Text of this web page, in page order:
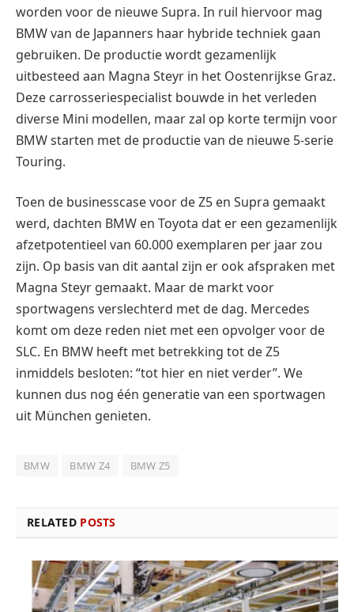
worden voor de nieuwe Supra. In ruil hiervoor mag
BMW van de Japanners haar hybride techniek gaan
gebruiken. De productie wordt gezamenlijk
uitbesteed aan Magna Steyr in het Oostenrijkse Graz.
Deze carrosseriespecialist bouwde in het verleden
diverse Mini modellen, maar zal op korte termijn voor
BMW starten met de productie van de nieuwe 5-serie
Touring.
Toen de businesscase voor de Z5 en Supra gemaakt
werd, dachten BMW en Toyota dat er een gezamenlijk
afzetpotentieel van 60.000 exemplaren per jaar zou
zijn. Op basis van dit aantal zijn er ook afspraken met
Magna Steyr gemaakt. Maar de markt voor
sportwagens verslechterd met de dag. Mercedes
komt om deze reden niet met een opvolger voor de
SLC. En BMW heeft met betrekking tot de Z5
inmiddels besloten: “tot hier en niet verder”. We
kunnen dus nog één generatie van een sportwagen
uit München genieten.
BMW BMW Z4 BMW Z5
RELATED POSTS